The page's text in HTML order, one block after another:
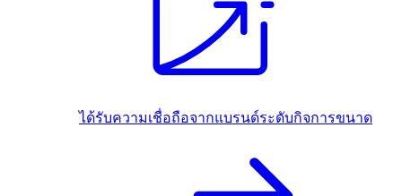
ได้รับความเชื่อถือจากแบรนด์ระดับกิจการขนาด